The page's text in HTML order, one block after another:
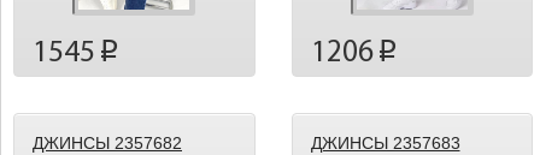
1545 p 1206p
ДЖИНСЫ 2357682 ДЖИНСЫ 2357683